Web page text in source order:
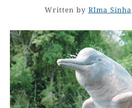
শরীর স্বাস্থ্য
বাঙালি খাবার
সাধারণ জ্ঞান
বাংলা রচনা
Written byRIma Sinha